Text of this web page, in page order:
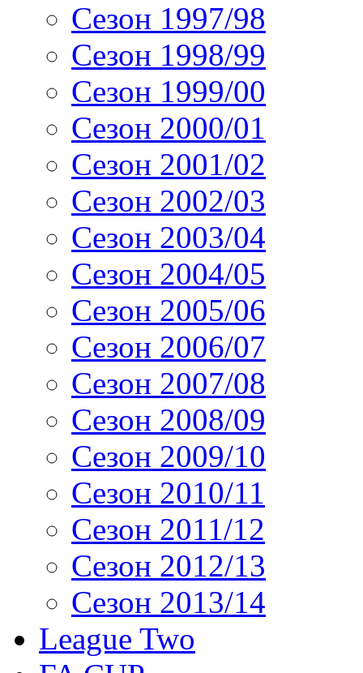
Сезон 1997/98
Сезон 1998/99
Сезон 1999/00
Сезон 2000/01
Сезон 2001/02
Сезон 2002/03
Сезон 2003/04
Сезон 2004/05
Сезон 2005/06
Сезон 2006/07
Сезон 2007/08
Сезон 2008/09
Сезон 2009/10
Сезон 2010/11
Сезон 2011/12
Сезон 2012/13
Сезон 2013/14
League Two